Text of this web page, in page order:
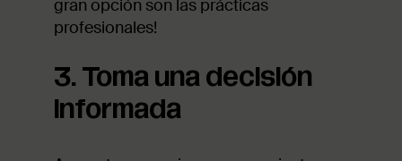
gran opción son las prácticas
profesionales!
3. Toma una decisión
informada